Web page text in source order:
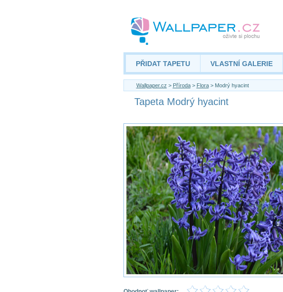
PŘIDAT TAPETU VLASTNÍ GALERIE
Wallpaper.cz > Příroda> Flora> Modrý hyacint
Tapeta Modrý hyacint